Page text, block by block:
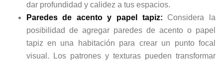
dar profundidad y calidez a tus espacios.
Paredes de acento y papel tapiz: Considera la
posibilidad de agregar paredes de acento o papel
tapiz en una habitación para crear un punto focal
visual. Los patrones y texturas pueden transformar